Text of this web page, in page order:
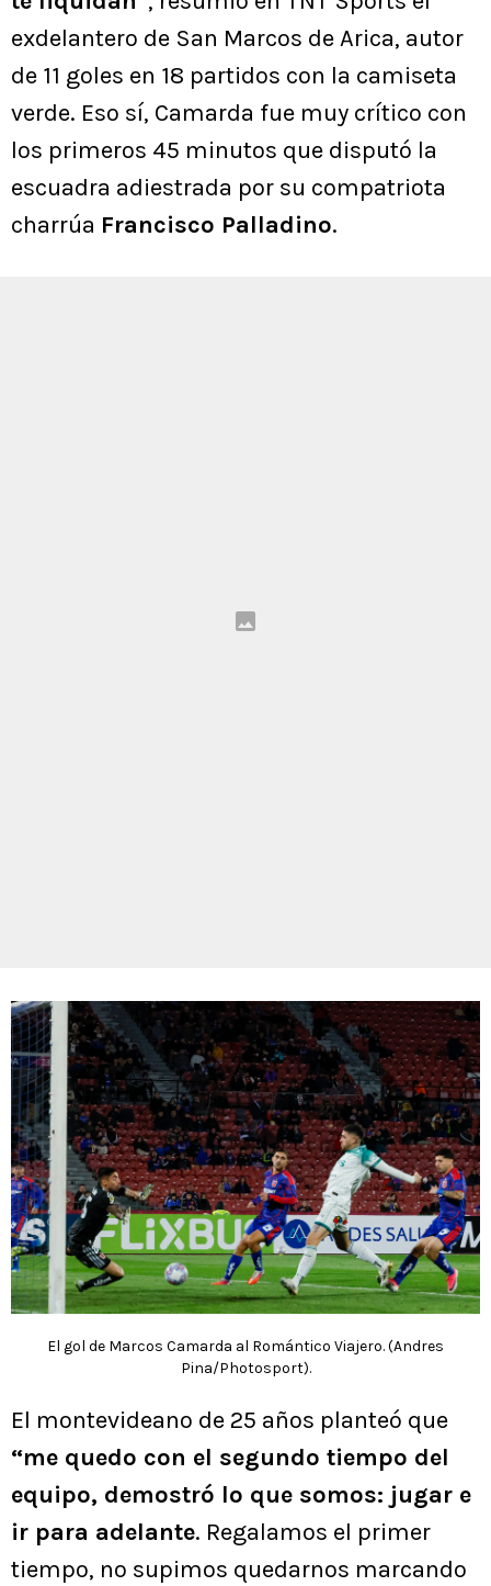
exdelantero de San Marcos de Arica, autor
de 11 goles en 18 partidos con la camiseta
verde. Eso sí, Camarda fue muy crítico con
los primeros 45 minutos que disputó la
escuadra adiestrada por su compatriota
charrúa Francisco Palladino.
El gol de Marcos Camarda al Romántico Viajero. (Andres
Pina/Photosport).
El montevideano de 25 años planteó que
“me quedo con el segundo tiempo del
equipo, demostró lo que somos: jugar e
ir para adelante. Regalamos el primer
tiempo, no supimos quedarnos marcando